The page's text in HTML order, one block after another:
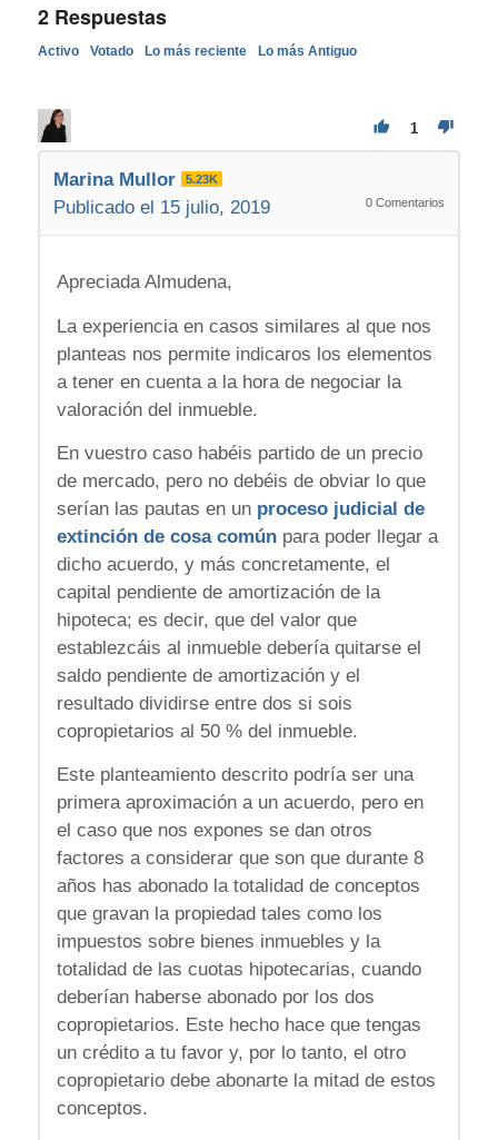
2Respuestas
Activo Votado Lo más reciente Lo más Antiguo
1
Marina Mullor 5.23K
Publicado el 15 julio, 2019 0 Comentarios
Apreciada Almudena,
La experiencia en casos similares al que nos
planteas nos permite indicaros los elementos
a tener en cuenta a la hora de negociar la
valoración del inmueble.
En vuestro caso habéis partido de un precio
de mercado, pero no debéis de obviar lo que
serían las pautas en un proceso judicial de
extinción de cosa comúnpara poder llegar a
dicho acuerdo, y más concretamente, el
capital pendiente de amortización de la
hipoteca; es decir, que del valor que
establezcáis al inmueble debería quitarse el
saldo pendiente de amortización y el
resultado dividirse entre dos si sois
copropietarios al 50 % del inmueble.
Este planteamiento descrito podría ser una
primera aproximación a un acuerdo, pero en
el caso que nos expones se dan otros
factores a considerar que son que durante 8
años has abonado la totalidad de conceptos
que gravan la propiedad tales como los
impuestos sobre bienes inmuebles y la
totalidad de las cuotas hipotecarias, cuando
deberían haberse abonado por los dos
copropietarios. Este hecho hace que tengas
un crédito a tu favor y, por lo tanto, el otro
copropietario debe abonarte la mitad de estos
conceptos.